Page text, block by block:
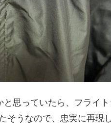
思っていたら、フライ
うなので、忠実に再現